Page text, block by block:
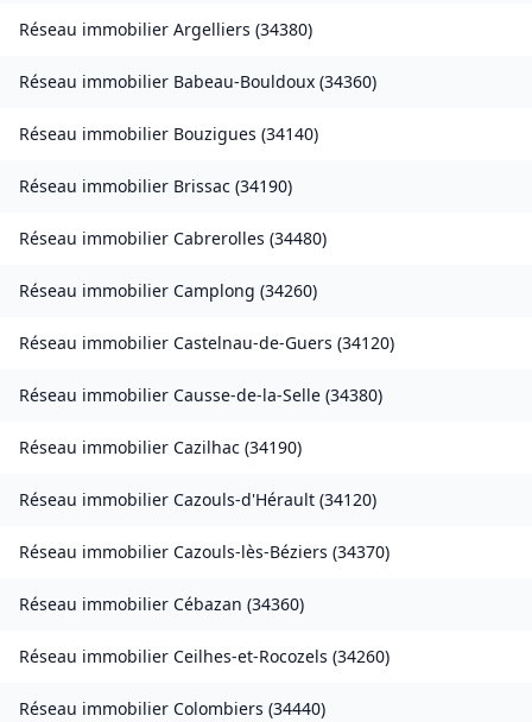
Réseau immobilier Argelliers (34380)
Réseau immobilier Babeau-Bouldoux (34360)
Réseau immobilier Bouzigues (34140)
Réseau immobilier Brissac (34190)
Réseau immobilier Cabrerolles (34480)
Réseau immobilier Camplong (34260)
Réseau immobilier Castelnau-de-Guers (34120)
Réseau immobilier Causse-de-la-Selle (34380)
Réseau immobilier Cazilhac (34190)
Réseau immobilier Cazouls-d'Hérault (34120)
Réseau immobilier Cazouls-lès-Béziers (34370)
Réseau immobilier Cébazan (34360)
Réseau immobilier Ceilhes-et-Rocozels (34260)
Réseau immobilier Colombiers (34440)